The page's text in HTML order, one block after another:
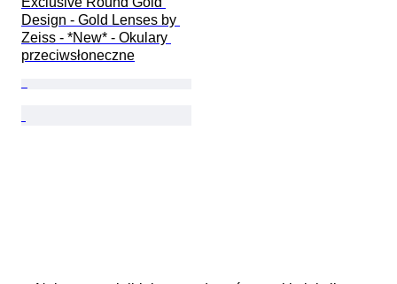
Design - Gold Lenses by
Zeiss - *New* - Okulary
przeciwsłoneczne